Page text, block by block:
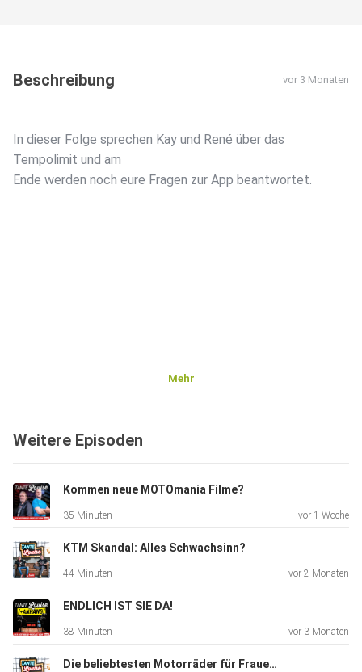
Beschreibung vor 3 Monaten
In dieser Folge sprechen Kay und René über das
Tempolimit und am
Ende werden noch eure Fragen zur App beantwortet.
Mehr
Weitere Episoden
Kommen neue MOTOmania Filme?
35 Minuten vor 1 Woche
KTM Skandal: Alles Schwachsinn?
44 Minuten vor 2 Monaten
ENDLICH IST SIE DA!
38 Minuten vor 3 Monaten
Die beliebtesten Motorräder für Frauen?